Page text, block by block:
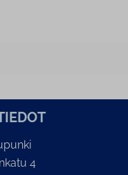
4